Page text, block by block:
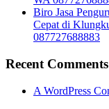
Biro Jasa
Cepat di
087727688883
Recent Comments
A WordPress